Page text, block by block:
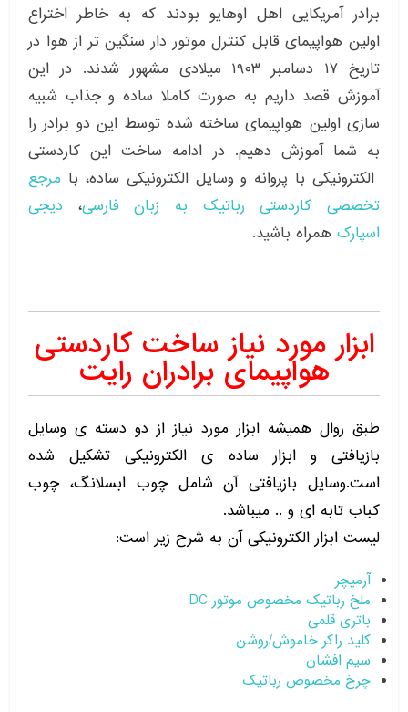
برادر آمریکایی اهل اوهایو بودند که به خاطر اختراع
اولین هواپیمای قابل کنترل موتور دار سنگین تر از هوا در
تاریخ ۱۷ دسامبر ۱۹۰۳ میلادی مشهور شدند‌. در این
آموزش قصد داریم به صورت کاملا ساده و جذاب شبیه
سازی اولین هواپیمای ساخته شده توسط این دو برادر را
به شما آموزش دهیم. در ادامه ساخت این کاردستی
الکترونیکی با پروانه و وسایل الکترونیکی ساده، با مرجع
تخصصی کاردستی رباتیک به زبان فارسی، دیجی
اسپارک همراه باشید.
ابزار مورد نیاز ساخت کاردستی
هواپیمای برادران رایت
طبق روال همیشه ابزار مورد نیاز از دو دسته ی وسایل
بازیافتی و ابزار ساده ی الکترونیکی تشکیل شده
است.وسایل بازیافتی آن شامل چوب ابسلانگ، چوب
کباب تابه ای و .. میباشد.
لیست ابزار الکترونیکی آن به شرح زیر است:
آرمیچر
ملخ رباتیک مخصوص موتور DC
باتری قلمی
کلید راکر خاموش/روشن
سیم افشان
چرخ مخصوص رباتیک